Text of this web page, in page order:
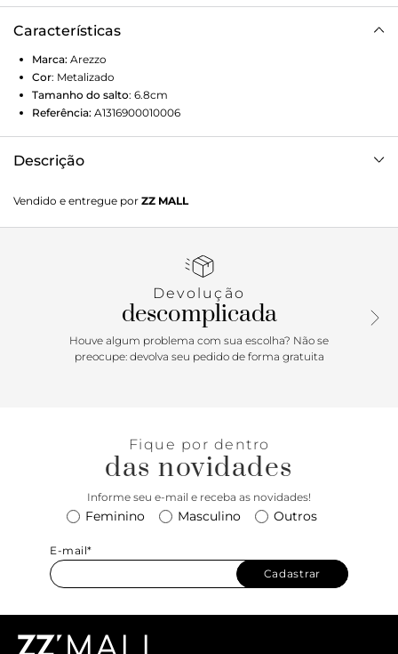
Características
Marca: Arezzo
Cor: Metalizado
Tamanho do salto: 6.8cm
Referência: A1316900010006
Descrição
Traz cabedal com recorte arredondado e aplicação de laço
pequeno. Aberta atrás, exibe todo o peito do pé e parte
Vendido e entregue por ZZ MALL
Devolução
descomplicada
Houve algum problema com sua escolha? Não se
preocupe: devolva seu pedido de forma gratuita
Fique por dentro
das novidades
Informe seu e-mail e receba as novidades!
Feminino Masculino Outros
E-mail*
Cadastrar